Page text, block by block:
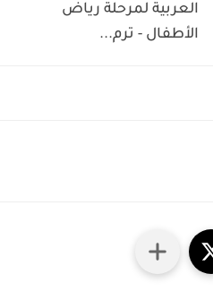
العربية لمرحلة رياض
الأطفال - ترم...